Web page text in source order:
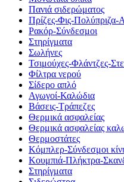
Πανιά σιδερώματος
Πρίζες-Φις-Πολύπριζα-
Ρακόρ-Σύνδεσμοι
Στηρίγματα
Σωλήνες
Τσιμούχες-Φλάντζες-
Φίλτρα νερού
Σίδερο απλό
Αγωγοί-Καλώδια
Βάσεις-Τράπεζες
Θερμικά ασφαλείας
Θερμικά ασφαλείας
Θερμοστάτες
Κόμπλερ-Σύνδεσμοι
Κουμπιά-Πλήκτρα-
Στηρίγματα